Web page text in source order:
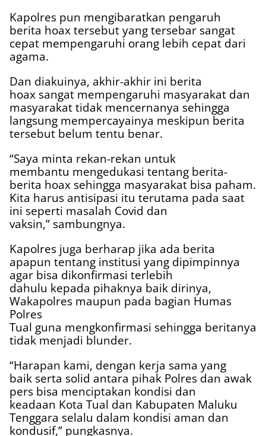
Kapolres pun mengibaratkan pengaruh
berita hoax tersebut yang tersebar sangat
cepat mempengaruhi orang lebih cepat dari
agama.
Dan diakuinya, akhir-akhir ini berita
hoax sangat mempengaruhi masyarakat dan
masyarakat tidak mencernanya sehingga
langsung mempercayainya meskipun berita
tersebut belum tentu benar.
“Saya minta rekan-rekan untuk
membantu mengedukasi tentang berita-
berita hoax sehingga masyarakat bisa paham.
Kita harus antisipasi itu terutama pada saat
ini seperti masalah Covid dan
vaksin,” sambungnya.
Kapolres juga berharap jika ada berita
apapun tentang institusi yang dipimpinnya
agar bisa dikonfirmasi terlebih
dahulu kepada pihaknya baik dirinya,
Wakapolres maupun pada bagian Humas
Polres
Tual guna mengkonfirmasi sehingga beritanya
tidak menjadi blunder.
“Harapan kami, dengan kerja sama yang
baik serta solid antara pihak Polres dan awak
pers bisa menciptakan kondisi dan
keadaan Kota Tual dan Kabupaten Maluku
Tenggara selalu dalam kondisi aman dan
kondusif,” pungkasnya.